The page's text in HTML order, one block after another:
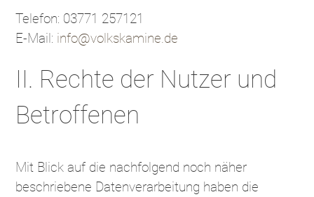
Telefon: 03771 257121
E-Mail: info@volkskamine.de
II. Rechte der Nutzer und
Betroffenen
Mit Blick auf die nachfolgend noch näher
beschriebene Datenverarbeitung haben die